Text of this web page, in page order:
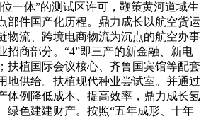
一体”的测试区许可，鞭策黄河道域生
部件国产化历程。鼎力成长以航空货运
物流、跨境电商物流为沉点的航空办事
招商部分。“4”即三产的新金融、新电
扶植国际会议核心、齐鲁国宾馆等配套
地供给。扶植现代种业尝试室。并通过
体例降低成本、提高效率，鼎力成长氢
绿色建建财产。按照“五年成形、十年